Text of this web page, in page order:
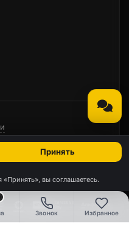
Звонок Избранное
вы соглашаетесь.
Принять